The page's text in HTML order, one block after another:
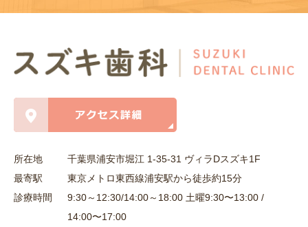
所在地
千葉県浦安市堀江 1-35-31 ヴィラDスズキ1F
最寄駅
東京メトロ東西線浦安駅から徒歩約15分
診療時間
9:30～12:30/14:00～18:00 土曜9:30〜13:00 /
14:00〜17:00